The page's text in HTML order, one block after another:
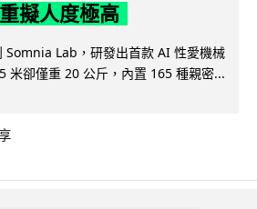
擬人度極高
Somnia Lab，研發出首款 AI 性愛機械
米卻僅重 20 公斤，內置 165 種親密...